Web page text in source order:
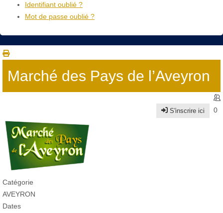
Identifiant oublié ?
Mot de passe oublié ?
Marché des Pays de l’Aveyron
S'inscrire ici 0
Catégorie
AVEYRON
Dates